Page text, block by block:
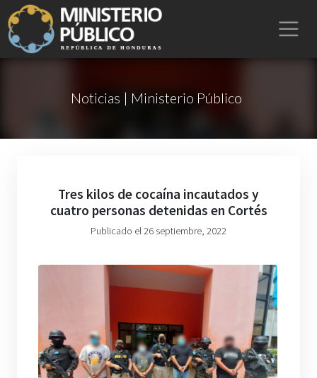
Noticias | Ministerio Público
Tres kilos de cocaína incautados y
cuatro personas detenidas en Cortés
Publicado el 26 septiembre, 2022